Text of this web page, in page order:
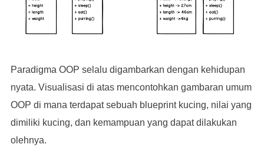
Paradigma OOP selalu digambarkan dengan kehidupan
nyata. Visualisasi di atas mencontohkan gambaran umum
OOP di mana terdapat sebuah blueprint kucing, nilai yang
dimiliki kucing, dan kemampuan yang dapat dilakukan
olehnya.